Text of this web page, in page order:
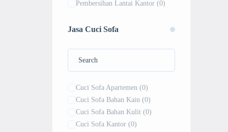
Pembersihan Lantai Kantor (0)
Pembersihan Ruang Rapat
Jasa Cuci Sofa
Cuci Sofa Apartemen (0)
Cuci Sofa Bahan Kain (0)
Cuci Sofa Bahan Kulit (0)
Cuci Sofa Kantor (0)